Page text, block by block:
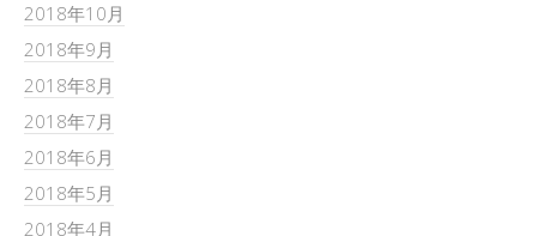
2018年10月
2018年9月
2018年8月
2018年7月
2018年6月
2018年5月
2018年4月